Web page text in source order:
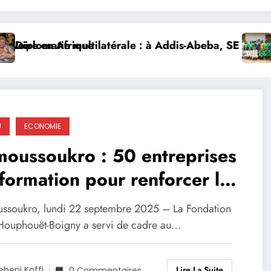
en Afriquemultilatérale : à Addis-Abeba, SE Mme 𝐉𝐎𝐉
ECONOMIE
: 50 entreprises
pour renforcer la
anti-corruption
lundi 22 septembre 2025 – La Fondation
Boigny a servi de cadre au…